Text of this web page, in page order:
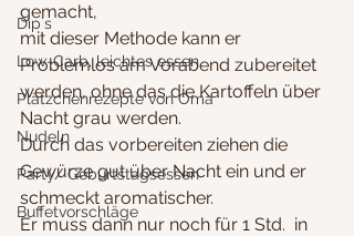
Dip´s
Low-Carb, leichtes essen
Plätzchenrezepte von Oma
Nudeln
Party/ Geburtstagsessen
Buffetvorschläge
gemacht,
mit dieser Methode kann er
Problemlos am Vorabend zubereitet
werden, ohne das die Kartoffeln über
Nacht grau werden.
Durch das vorbereiten ziehen die
Gewürze gut über Nacht ein und er
schmeckt aromatischer.
Er muss dann nur noch für 1 Std.  in